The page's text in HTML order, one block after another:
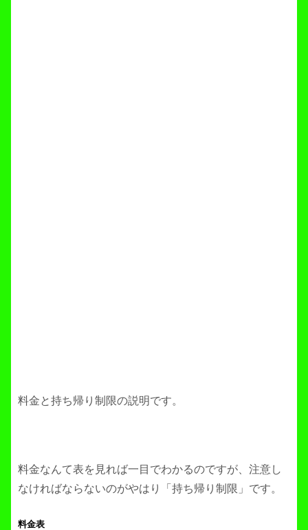
料金と持ち帰り制限の説明です。
料金なんて表を見れば一目でわかるのですが、注意し
なければならないのがやはり「持ち帰り制限」です。
料金表